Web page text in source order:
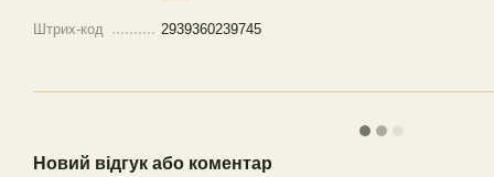
Штрих-код 2939360239745
Новий відгук або коментар